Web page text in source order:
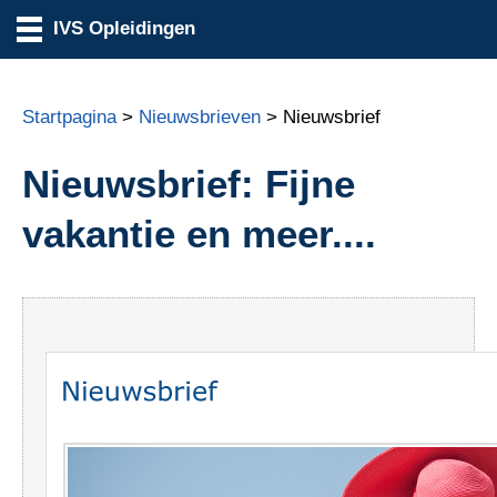
IVS Opleidingen
Startpagina> Nieuwsbrieven > Nieuwsbrief
Nieuwsbrief: Fijne
vakantie en meer....